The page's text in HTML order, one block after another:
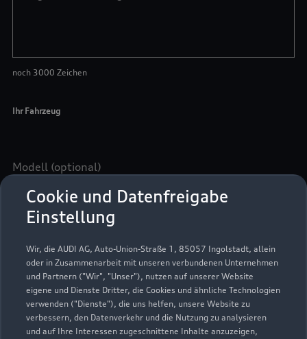
Cookie und Datenfreigabe
Einstellung
Wir, die AUDI AG, Auto-Union-Straße 1, 85057 Ingolstadt, allein
oder in Zusammenarbeit mit unseren verbundenen Unternehmen
und Partnern ("Wir", "Unser"), nutzen auf unserer Website
eigene und Dienste Dritter, die Cookies und ähnliche Technologien
verwenden ("Dienste"), die uns helfen, unsere Website zu
verbessern, den Datenverkehr und die Nutzung zu analysieren
und auf Ihre Interessen zugeschnittene Inhalte anzuzeigen,